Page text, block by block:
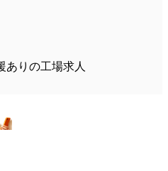
ありの工場求人